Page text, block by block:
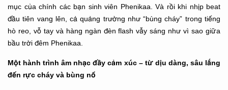
mục của chính các bạn sinh viên Phenikaa. Và rồi khi nhịp beat
đầu tiên vang lên, cả quảng trường như “bùng cháy” trong tiếng
hò reo, vỗ tay và hàng ngàn đèn flash vẫy sáng như vì sao giữa
bầu trời đêm Phenikaa.
Một hành trình âm nhạc đầy cảm xúc – từ dịu dàng, sâu lắng
đến rực cháy và bùng nổ